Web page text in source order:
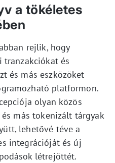
a tökéletes
rejlik, hogy
tranzakciókat és
és más eszközöket
platformon.
olyan közös
más tokenizált tárgyak
lehetővé téve a
integrációját és új
létrejöttét.